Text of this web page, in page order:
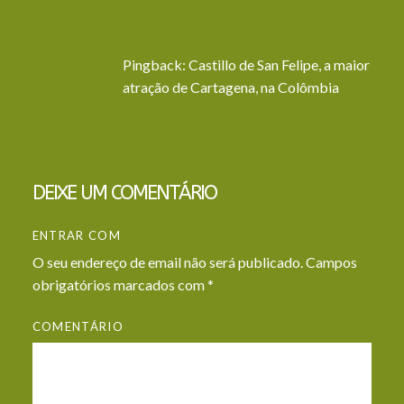
Pingback: Castillo de San Felipe, a maior
atração de Cartagena, na Colômbia
DEIXE UM COMENTÁRIO
ENTRAR COM
O seu endereço de email não será publicado.Campos
obrigatórios marcados com*
COMENTÁRIO